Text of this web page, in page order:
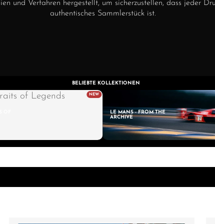
und Verfahren hergestellt, um sicherzustellen, dass jeder
authentisches Sammlerstück ist.
BELIEBTE KOLLEKTIONEN
LE MANS - FROM THE
ARCHIVE